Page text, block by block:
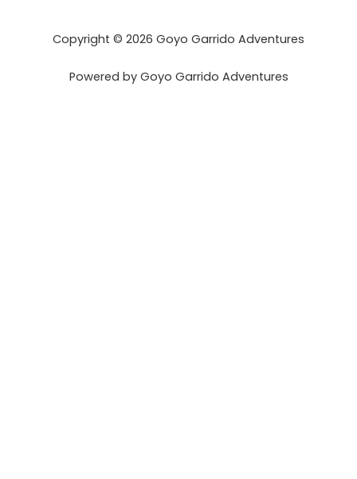
Copyright © 2026 Goyo Garrido Adventures
Powered by Goyo Garrido Adventures